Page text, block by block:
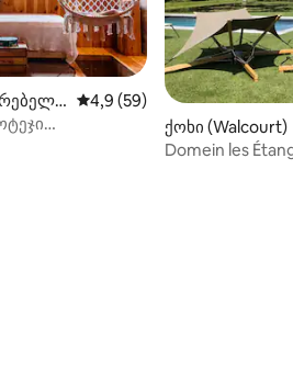
მიმოხილვა
საშუალო შეფასებაა
4,9 (59)
ქოხი (Walcourt)
Domein les